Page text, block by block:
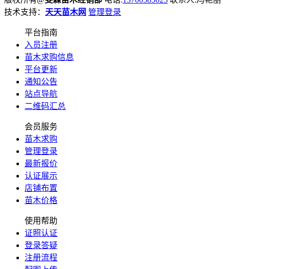
技术支持： 天天苗木网 管理登录
平台指南
入员注册
苗木求购信息
平台更新
通知公告
站点导航
二维码汇总
会员服务
苗木求购
管理登录
最新报价
认证展示
店铺布置
苗木价格
使用帮助
证照认证
登录答疑
注册流程